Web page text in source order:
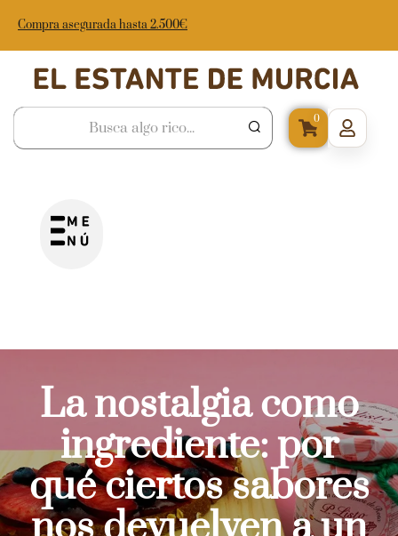
Compra asegurada hasta 2.500€
0
La nostalgia como
ingrediente: por
qué ciertos sabores